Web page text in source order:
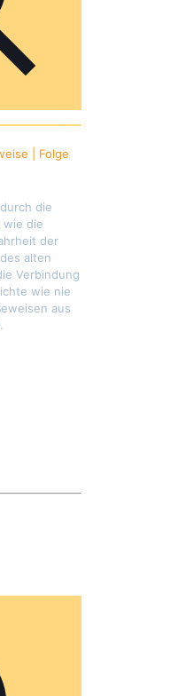
| Folge
die
wie die
der
alten
Verbindung
wie nie
aus